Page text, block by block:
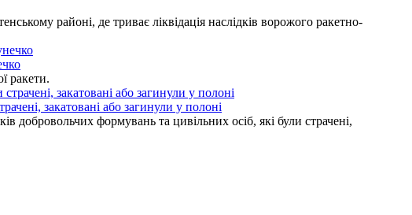
районі, де триває ліквідація наслідків ворожого ракетно-
ракети.
закатовані або загинули у полоні
добровольчих формувань та цивільних осіб, які були страчені,